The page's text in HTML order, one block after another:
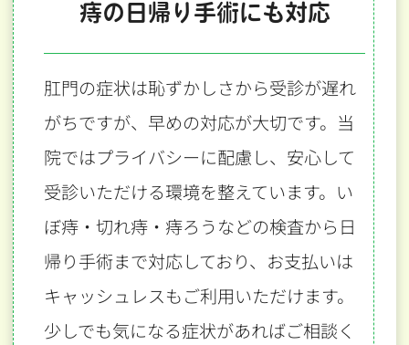
痔の日帰り手術にも対応
肛門の症状は恥ずかしさから受診が遅れ
がちですが、早めの対応が大切です。当
院ではプライバシーに配慮し、安心して
受診いただける環境を整えています。い
ぼ痔・切れ痔・痔ろうなどの検査から日
帰り手術まで対応しており、お支払いは
キャッシュレスもご利用いただけます。
少しでも気になる症状があればご相談く